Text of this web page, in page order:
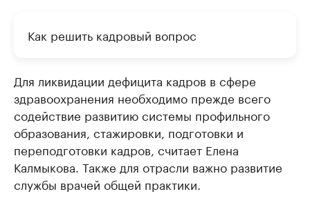
Как решить кадровый вопрос
Для ликвидации дефицита кадров в сфере
здравоохранения необходимо прежде всего
содействие развитию системы профильного
образования, стажировки, подготовки и
переподготовки кадров, считает Елена
Калмыкова. Также для отрасли важно развитие
службы врачей общей практики.